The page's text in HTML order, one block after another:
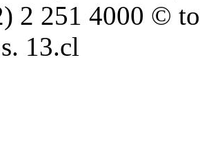
2 251 4000 ©
13.cl